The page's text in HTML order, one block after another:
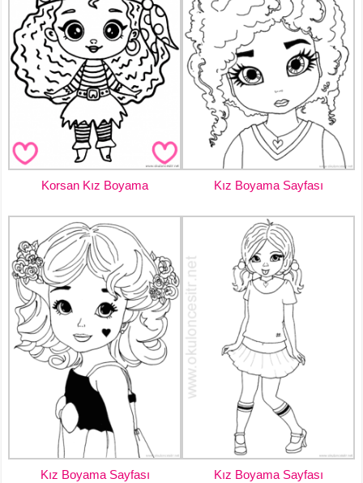
Korsan Kız Boyama Kız Boyama Sayfası
Kız Boyama Sayfası Kız Boyama Sayfası